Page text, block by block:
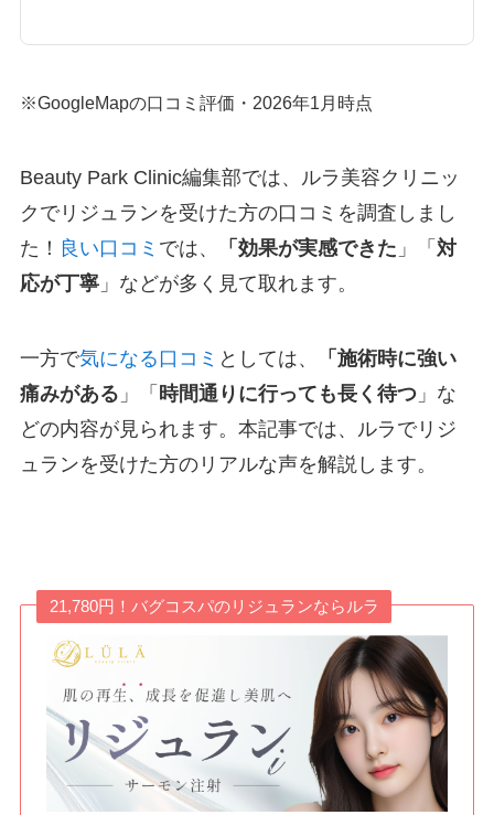
※GoogleMapの口コミ評価・2026年1月時点
Beauty Park Clinic編集部では、ルラ美容クリニッ
クでリジュランを受けた方の口コミを調査しまし
た！ 良い口コミ では、 「効果が実感できた 」「 対
応が丁寧」などが多く見て取れます。
一方で気になる口コミ としては、
「施術時に強い
痛みがある 」「 時間通りに行っても長く待つ」な
どの内容が見られます。本記事では、ルラでリジ
ュランを受けた方のリアルな声を解説します。
21,780円！バグコスパのリジュランならルラ